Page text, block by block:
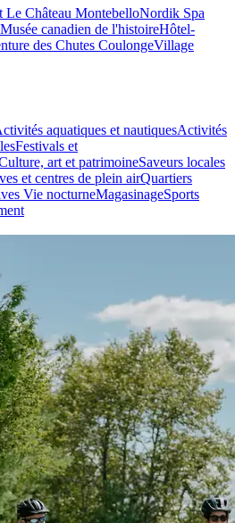
Le Château MontebelloNordik Spa
Musée canadien de l'histoireHôtel-
des Chutes CoulongeVillage
aquatiques et nautiquesActivités
Festivals et
art et patrimoineSaveurs locales
et centres de plein airQuartiers
Vie nocturneMagasinageSports